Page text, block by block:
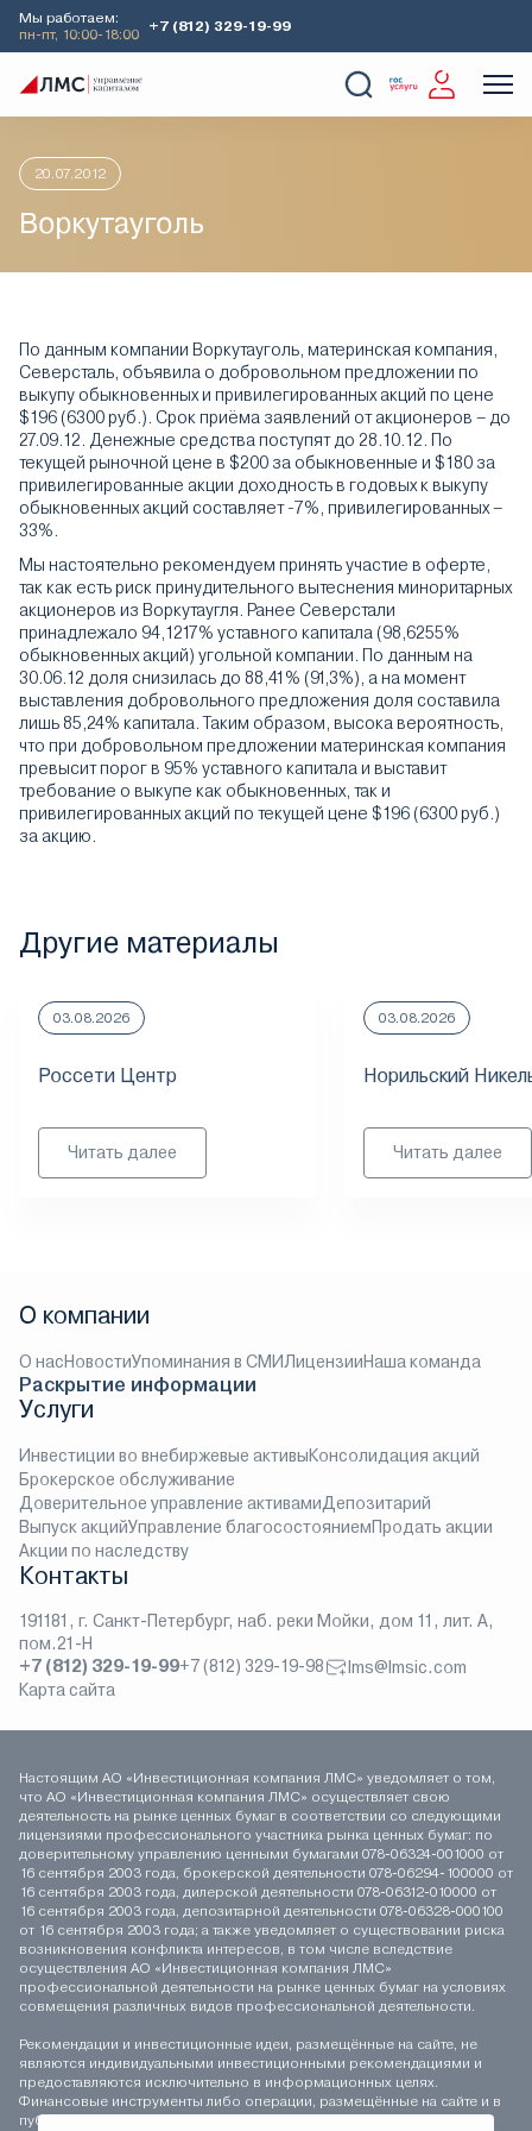
Мы работаем:
пн-пт, 10:00-18:00
+7 (812) 329-19-99
Главная Аналитика
20.07.2012
Воркутауголь
По данным компании Воркутауголь, материнская компания,
Северсталь, объявила о добровольном предложении по
выкупу обыкновенных и привилегированных акций по цене
$196 (6300 руб.). Срок приёма заявлений от акционеров – до
27.09.12. Денежные средства поступят до 28.10.12. По
текущей рыночной цене в $200 за обыкновенные и $180 за
привилегированные акции доходность в годовых к выкупу
обыкновенных акций составляет -7%, привилегированных –
33%.
Мы настоятельно рекомендуем принять участие в оферте,
так как есть риск принудительного вытеснения миноритарных
акционеров из Воркутаугля. Ранее Северстали
принадлежало 94,1217% уставного капитала (98,6255%
обыкновенных акций) угольной компании. По данным на
30.06.12 доля снизилась до 88,41% (91,3%), а на момент
выставления добровольного предложения доля составила
лишь 85,24% капитала. Таким образом, высока вероятность,
что при добровольном предложении материнская компания
превысит порог в 95% уставного капитала и выставит
требование о выкупе как обыкновенных, так и
привилегированных акций по текущей цене $196 (6300 руб.)
за акцию.
Другие материалы
03.08.2026
Россети Центр
Читать далее
03.08.2026
Норильский
Читать далее
О компании
О насНовостиУпоминания в СМИЛицензииНаша команда
Раскрытие информации
Услуги
Инвестиции во внебиржевые активыКонсолидация акций
Брокерское обслуживание
Доверительное управление активамиДепозитарий
Выпуск акцийУправление благосостояниемПродать акции
Акции по наследству
Контакты
191181, г. Санкт-Петербург, наб. реки Мойки, дом 11, лит. А,
пом.21-Н
+7 (812) 329-19-99+7 (812) 329-19-98
lms@lmsic.com
Карта сайта
Настоящим АО «Инвестиционная компания ЛМС» уведомляет о том,
что АО «Инвестиционная компания ЛМС» осуществляет свою
деятельность на рынке ценных бумаг в соответствии со следующими
лицензиями профессионального участника рынка ценных бумаг: по
доверительному управлению ценными бумагами 078-06324-001000 от
16 сентября 2003 года, брокерской деятельности 078-06294-100000 от
16 сентября 2003 года, дилерской деятельности 078-06312-010000 от
16 сентября 2003 года, депозитарной деятельности 078-06328-000100
от 16 сентября 2003 года; а также уведомляет о существовании риска
возникновения конфликта интересов, в том числе вследствие
осуществления АО «Инвестиционная компания ЛМС»
профессиональной деятельности на рынке ценных бумаг на условиях
совмещения различных видов профессиональной деятельности.
Рекомендации и инвестиционные идеи, размещённые на сайте, не
являются индивидуальными инвестиционными рекомендациями и
предоставляются исключительно в информационных целях.
Финансовые инструменты либо операции, размещённые на сайте и в
публикуемых материалах, могут не соответствовать вашему